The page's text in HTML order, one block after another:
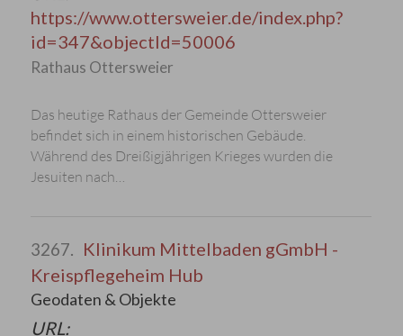
https://www.ottersweier.de/index.php?
id=347&objectId=50006
Rathaus Ottersweier
Das heutige Rathaus der Gemeinde Ottersweier
befindet sich in einem historischen Gebäude.
Während des Dreißigjährigen Krieges wurden die
Jesuiten nach…
3267. Klinikum Mittelbaden gGmbH -
Kreispflegeheim Hub
Geodaten & Objekte
URL: